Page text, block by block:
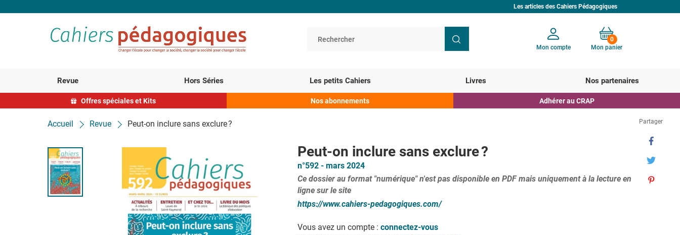
Les articles des Cahiers Pédagogiques
Mon compte
0
Mon panier
Revue Hors Séries Les petits Cahiers Livres Nos partenaires
Offres spéciales et Kits Nos abonnements Adhérer au CRAP
Accueil Revue Peut-on inclure sans exclure ?
Peut-on inclure sans exclure ?
n°592 - mars 2024
Ce dossier au format "numérique" n'est pas disponible en PDF mais uniquement à la lecture en
ligne sur le site
https://www.cahiers-pedagogiques.com/
Vous avez un compte : connectez-vous
Partager